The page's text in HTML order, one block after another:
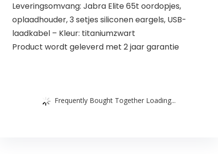
Leveringsomvang: Jabra Elite 65t oordopjes,
oplaadhouder, 3 setjes siliconen eargels, USB-
laadkabel – Kleur: titaniumzwart
Product wordt geleverd met 2 jaar garantie
Frequently Bought Together Loading...